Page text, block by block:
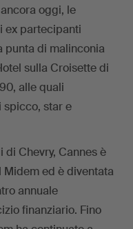
oggi, le
ex partecipanti
punta di malinconia
sulla Croisette di
alle quali
spicco, star e
Chevry, Cannes è
ed è diventata
annuale
finanziario. Fino